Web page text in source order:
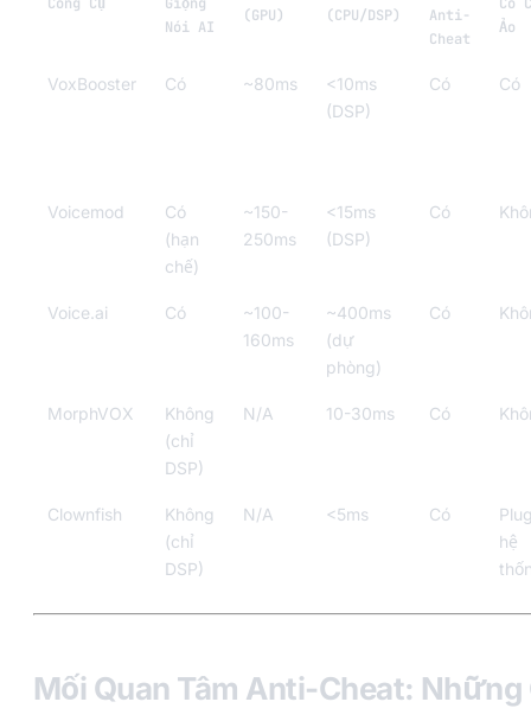
Nói AI
(GPU)
(CPU/DSP)
Anti-
Cheat
Ảo
VoxBooster Có ~80ms
<10ms
(DSP)
Có Có
Voicemod
Có
(hạn
chế)
~150-
250ms
<15ms
(DSP)
Có
Voice.ai Có
~100-
160ms
~400ms
(dự
phòng)
Có
MorphVOX
Không
(chỉ
DSP)
N/A 10-30ms Có
Clownfish
Không
(chỉ
DSP)
N/A <5ms Có
hệ
Mối Quan Tâm Anti-Cheat: Những